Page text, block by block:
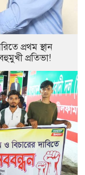
প্রথম স্থান
প্রতিভা!